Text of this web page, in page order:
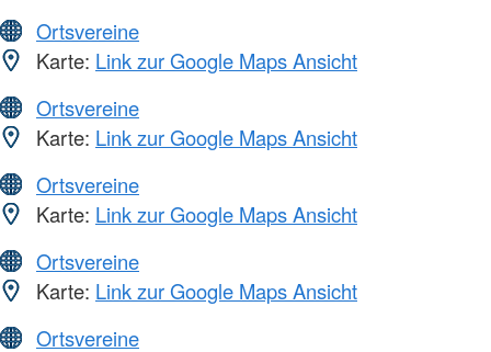
Ortsvereine
Karte: Link zur Google Maps Ansicht
Ortsvereine
Karte: Link zur Google Maps Ansicht
Ortsvereine
Karte: Link zur Google Maps Ansicht
Ortsvereine
Karte: Link zur Google Maps Ansicht
Ortsvereine